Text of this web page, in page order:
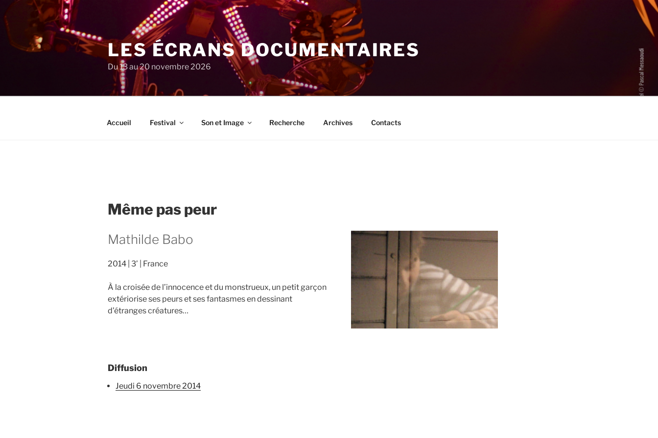
au
contenu
principal
LES ÉCRANS DOCUMENTAIRES
Du 13 au 20 novembre 2026
Accueil Festival Son et Image Recherche Archives Contacts
Même pas peur
Mathilde Babo
2014 3’ France
À la croisée de l’innocence et du monstrueux, un petit garçon
extériorise ses peurs et ses fantasmes en dessinant
d’étranges créatures…
Diffusion
jeudi 6 novembre 2014